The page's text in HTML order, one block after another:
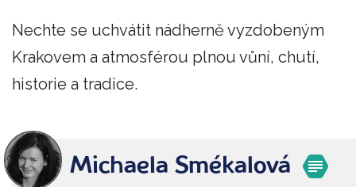
Nechte se uchvátit nádherně vyzdobeným
Krakovem a atmosférou plnou vůní, chutí,
historie a tradice.
Michaela Smékalová